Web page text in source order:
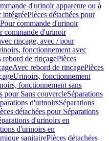
d'urinoir apparente ou à
intégréePièces détachées pour
Pour commande d'urinoir
commande d'urinoir
rinçage, avec / pour
fonctionnement avec
rebord de rinçagePièces
Avec rebord de rinçagePièces
Urinoirs, fonctionnement
fonctionnement sans
pour Sans couvercleSéparations
d'urinoirsSéparations
détachées pour Séparations
d'urinoirs en
d'urinoirs en
sanitairePièces détachées